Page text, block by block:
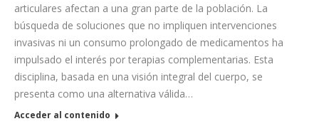
articulares afectan a una gran parte de la población. La
búsqueda de soluciones que no impliquen intervenciones
invasivas ni un consumo prolongado de medicamentos ha
impulsado el interés por terapias complementarias. Esta
disciplina, basada en una visión integral del cuerpo, se
presenta como una alternativa válida…
Acceder al contenido